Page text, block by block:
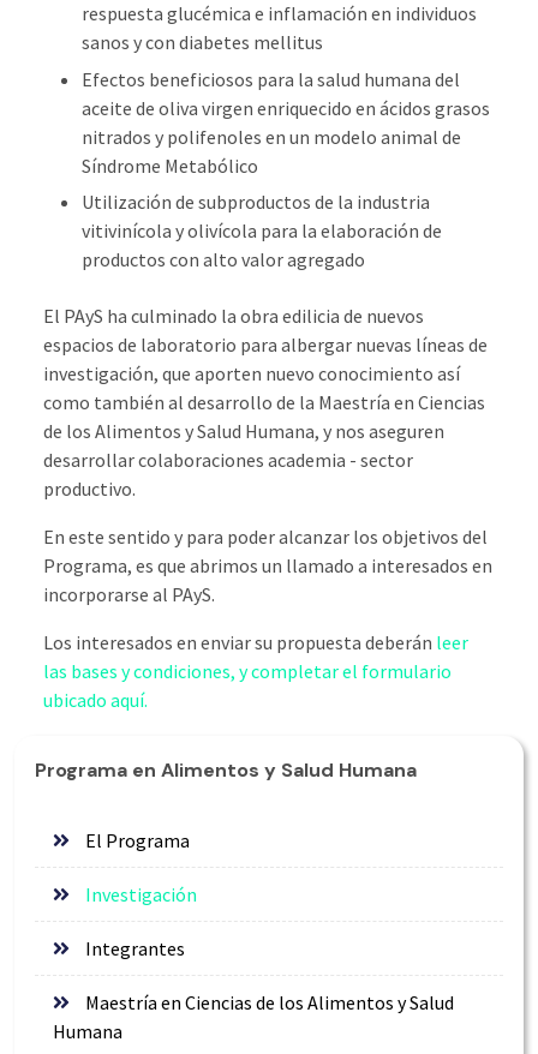
respuesta glucémica e inflamación en individuos
sanos y con diabetes mellitus
Efectos beneficiosos para la salud humana del
aceite de oliva virgen enriquecido en ácidos grasos
nitrados y polifenoles en un modelo animal de
Síndrome Metabólico
Utilización de subproductos de la industria
vitivinícola y olivícola para la elaboración de
productos con alto valor agregado
El PAyS ha culminado la obra edilicia de nuevos
espacios de laboratorio para albergar nuevas líneas de
investigación, que aporten nuevo conocimiento así
como también al desarrollo de la Maestría en Ciencias
de los Alimentos y Salud Humana, y nos aseguren
desarrollar colaboraciones academia - sector
productivo.
En este sentido y para poder alcanzar los objetivos del
Programa, es que abrimos un llamado a interesados en
incorporarse al PAyS.
Los interesados en enviar su propuesta deberán leer
las bases y condiciones, y completar el formulario
ubicado aquí.
Programa en Alimentos y Salud Humana
El Programa
Investigación
Integrantes
Maestría en Ciencias de los Alimentos y Salud
Humana